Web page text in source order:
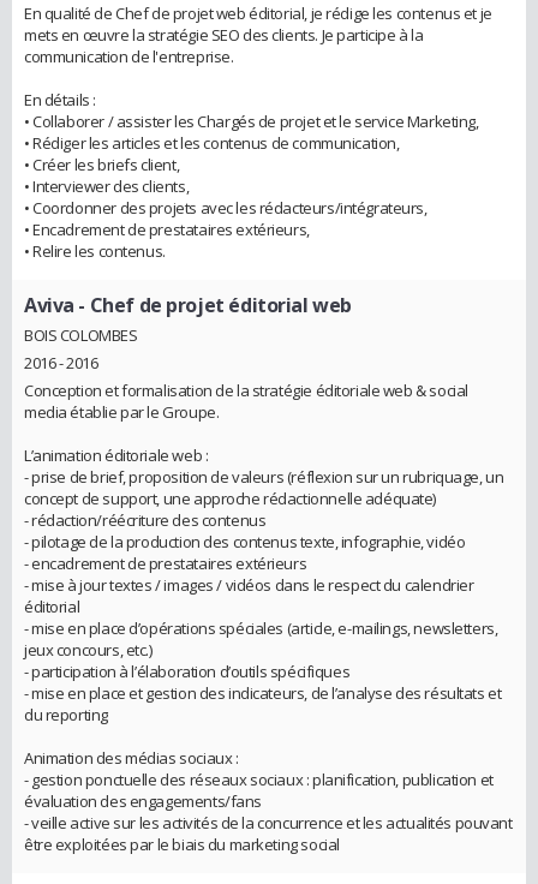
En qualité de Chef de projet web éditorial, je rédige les contenus et je
mets en œuvre la stratégie SEO des clients. Je participe à la
communication de l'entreprise.
En détails :
• Collaborer / assister les Chargés de projet et le service Marketing,
• Rédiger les articles et les contenus de communication,
• Créer les briefs client,
• Interviewer des clients,
• Coordonner des projets avec les rédacteurs/intégrateurs,
• Encadrement de prestataires extérieurs,
• Relire les contenus.
Aviva - Chef de projet éditorial web
BOIS COLOMBES
2016 - 2016
Conception et formalisation de la stratégie éditoriale web & social
media établie par le Groupe.
L’animation éditoriale web :
- prise de brief, proposition de valeurs (réflexion sur un rubriquage, un
concept de support, une approche rédactionnelle adéquate)
- rédaction/réécriture des contenus
- pilotage de la production des contenus texte, infographie, vidéo
- encadrement de prestataires extérieurs
- mise à jour textes / images / vidéos dans le respect du calendrier
éditorial
- mise en place d’opérations spéciales (article, e-mailings, newsletters,
jeux concours, etc.)
- participation à l’élaboration d’outils spécifiques
- mise en place et gestion des indicateurs, de l’analyse des résultats et
du reporting
Animation des médias sociaux :
- gestion ponctuelle des réseaux sociaux : planification, publication et
évaluation des engagements/fans
- veille active sur les activités de la concurrence et les actualités pouvant
être exploitées par le biais du marketing social